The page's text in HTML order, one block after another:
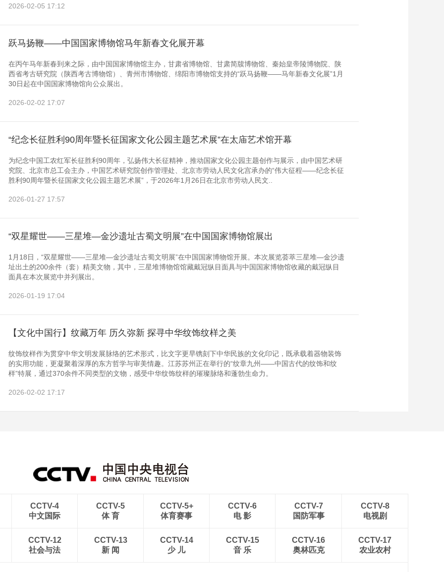
2026-02-05 17:12
跃马扬鞭——中国国家博物馆马年新春文化展开幕
在丙午马年新春到来之际，由中国国家博物馆主办，甘肃省博物馆、甘肃简牍博物馆、秦始皇帝陵博物院、陕
西省考古研究院（陕西考古博物馆）、青州市博物馆、绵阳市博物馆支持的“跃马扬鞭——马年新春文化展”1月
30日起在中国国家博物馆向公众展出。
2026-02-02 17:07
“纪念长征胜利90周年暨长征国家文化公园主题艺术展”在太庙艺术馆开幕
为纪念中国工农红军长征胜利90周年，弘扬伟大长征精神，推动国家文化公园主题创作与展示，由中国艺术研
究院、北京市总工会主办，中国艺术研究院创作管理处、北京市劳动人民文化宫承办的“伟大征程——纪念长征
胜利90周年暨长征国家文化公园主题艺术展”，于2026年1月26日在北京市劳动人民文..
2026-01-27 17:57
“双星耀世——三星堆—金沙遗址古蜀文明展”在中国国家博物馆展出
1月18日，“双星耀世——三星堆—金沙遗址古蜀文明展”在中国国家博物馆开展。本次展览荟萃三星堆—金沙遗
址出土的200余件（套）精美文物，其中，三星堆博物馆馆藏戴冠纵目面具与中国国家博物馆收藏的戴冠纵目
面具在本次展览中并列展出。
2026-01-19 17:04
【文化中国行】纹藏万年 历久弥新 探寻中华纹饰纹样之美
纹饰纹样作为贯穿中华文明发展脉络的艺术形式，比文字更早镌刻下中华民族的文化印记，既承载着器物装饰
的实用功能，更凝聚着深厚的东方哲学与审美情趣。江苏苏州正在举行的“纹章九州——中国古代的纹饰和纹
样”特展，通过370余件不同类型的文物，感受中华纹饰纹样的璀璨脉络和蓬勃生命力。
2026-02-02 17:17
CCTV-4
中文国际
CCTV-5
体 育
CCTV-5+
体育赛事
CCTV-6
电 影
CCTV-7
国防军事
CCTV-8
电视剧
CCTV-12
社会与法
CCTV-13
新 闻
CCTV-14
少 儿
CCTV-15
音 乐
CCTV-16
奥林匹克
CCTV-17
农业农村